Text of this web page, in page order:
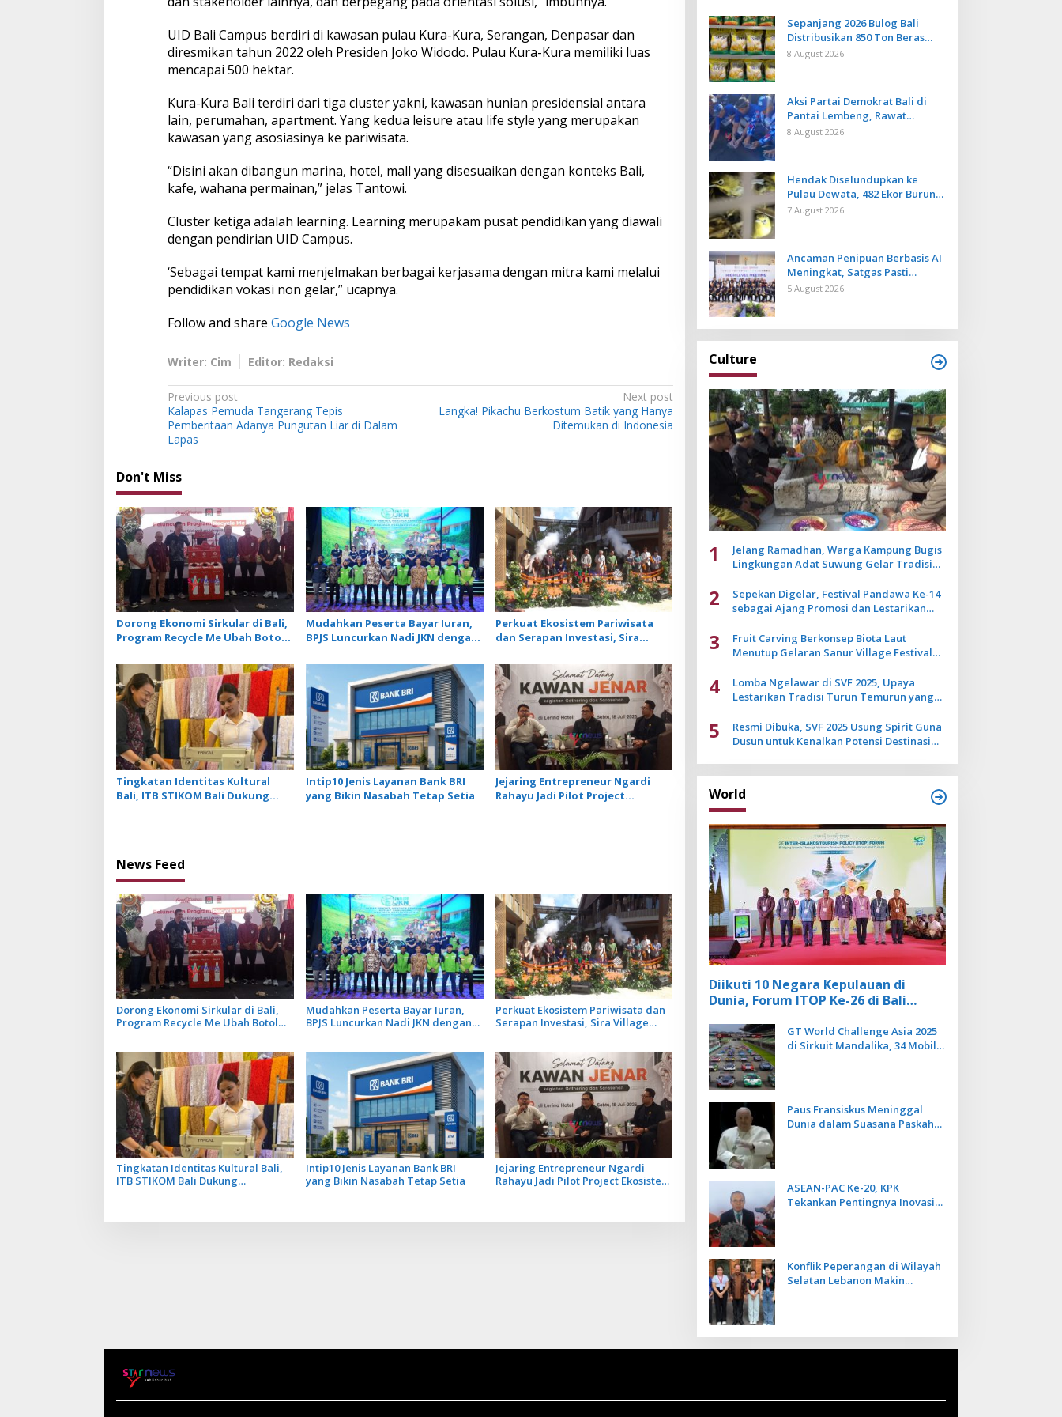
r
n
a
UID Bali Campus berdiri di kawasan pulau Kura-Kura, Serangan, Denpasar dan
diresmikan tahun 2022 oleh Presiden Joko Widodo. Pulau Kura-Kura memiliki luas
mencapai 500 hektar.
Kura-Kura Bali terdiri dari tiga cluster yakni, kawasan hunian presidensial antara
lain, perumahan, apartment. Yang kedua leisure atau life style yang merupakan
kawasan yang asosiasinya ke pariwisata.
“Disini akan dibangun marina, hotel, mall yang disesuaikan dengan konteks Bali,
kafe, wahana permainan,” jelas Tantowi.
Cluster ketiga adalah learning. Learning merupakam pusat pendidikan yang diawali
dengan pendirian UID Campus.
‘Sebagai tempat kami menjelmakan berbagai kerjasama dengan mitra kami melalui
pendidikan vokasi non gelar,” ucapnya.
Follow and share Google News
Writer: Cim Editor: Redaksi
P
o
s
t
n
a
v
i
g
a
t
i
o
n
Previous post
Kalapas Pemuda Tangerang Tepis
Pemberitaan Adanya Pungutan Liar di Dalam
Lapas
Next post
Langka! Pikachu Berkostum Batik yang Hanya
Ditemukan di Indonesia
Don't Miss
Dorong Ekonomi Sirkular di Bali,
Program Recycle Me Ubah Botol
Baru
Mudahkan Peserta Bayar Iuran,
BPJS Luncurkan Nadi JKN dengan
Perkuat Ekosistem Pariwisata
dan Serapan Investasi, Sira
Dibuka di KEK Kura Kura
Tingkatan Identitas Kultural
Bali, ITB STIKOM Bali Dukung
Intip10 Jenis Layanan Bank BRI
yang Bikin Nasabah Tetap Setia
Jejaring Entrepreneur Ngardi
Rahayu Jadi Pilot Project
News Feed
Dorong Ekonomi Sirkular di Bali,
Program Recycle Me Ubah Botol
Mudahkan Peserta Bayar Iuran,
BPJS Luncurkan Nadi JKN dengan
Perkuat Ekosistem Pariwisata dan
Serapan Investasi, Sira Village
Tingkatan Identitas Kultural Bali,
ITB STIKOM Bali Dukung
Intip10 Jenis Layanan Bank BRI
yang Bikin Nasabah Tetap Setia
Jejaring Entrepreneur Ngardi
Rahayu Jadi Pilot Project Ekosistem
Sepanjang 2026 Bulog Bali
Distribusikan 850 Ton Beras
Premium ke Jaringan Ritel
8 August 2026
Aksi Partai Demokrat Bali di
Pantai Lembeng, Rawat
Lingkungan hingga Lepas
8 August 2026
Hendak Diselundupkan ke
Pulau Dewata, 482 Ekor Burung
dari NTB Diamankan Karantina
7 August 2026
Ancaman Penipuan Berbasis AI
Meningkat, Satgas Pasti
Perkuat Penindakan dan
5 August 2026
Culture
1
Jelang Ramadhan, Warga Kampung Bugis
Lingkungan Adat Suwung Gelar Tradisi
2
Sepekan Digelar, Festival Pandawa Ke-14
sebagai Ajang Promosi dan Lestarikan
3
Fruit Carving Berkonsep Biota Laut
Menutup Gelaran Sanur Village Festival
4
Lomba Ngelawar di SVF 2025, Upaya
Lestarikan Tradisi Turun Temurun yang
5
Resmi Dibuka, SVF 2025 Usung Spirit Guna
Dusun untuk Kenalkan Potensi Destinasi
World
Diikuti 10 Negara Kepulauan di
Dunia, Forum ITOP Ke-26 di Bali
Berbasis Alam dan Budaya
GT World Challenge Asia 2025
di Sirkuit Mandalika, 34 Mobil
Paus Fransiskus Meninggal
Dunia dalam Suasana Paskah
ASEAN-PAC Ke-20, KPK
Tekankan Pentingnya Inovasi
Konflik Peperangan di Wilayah
Selatan Lebanon Makin